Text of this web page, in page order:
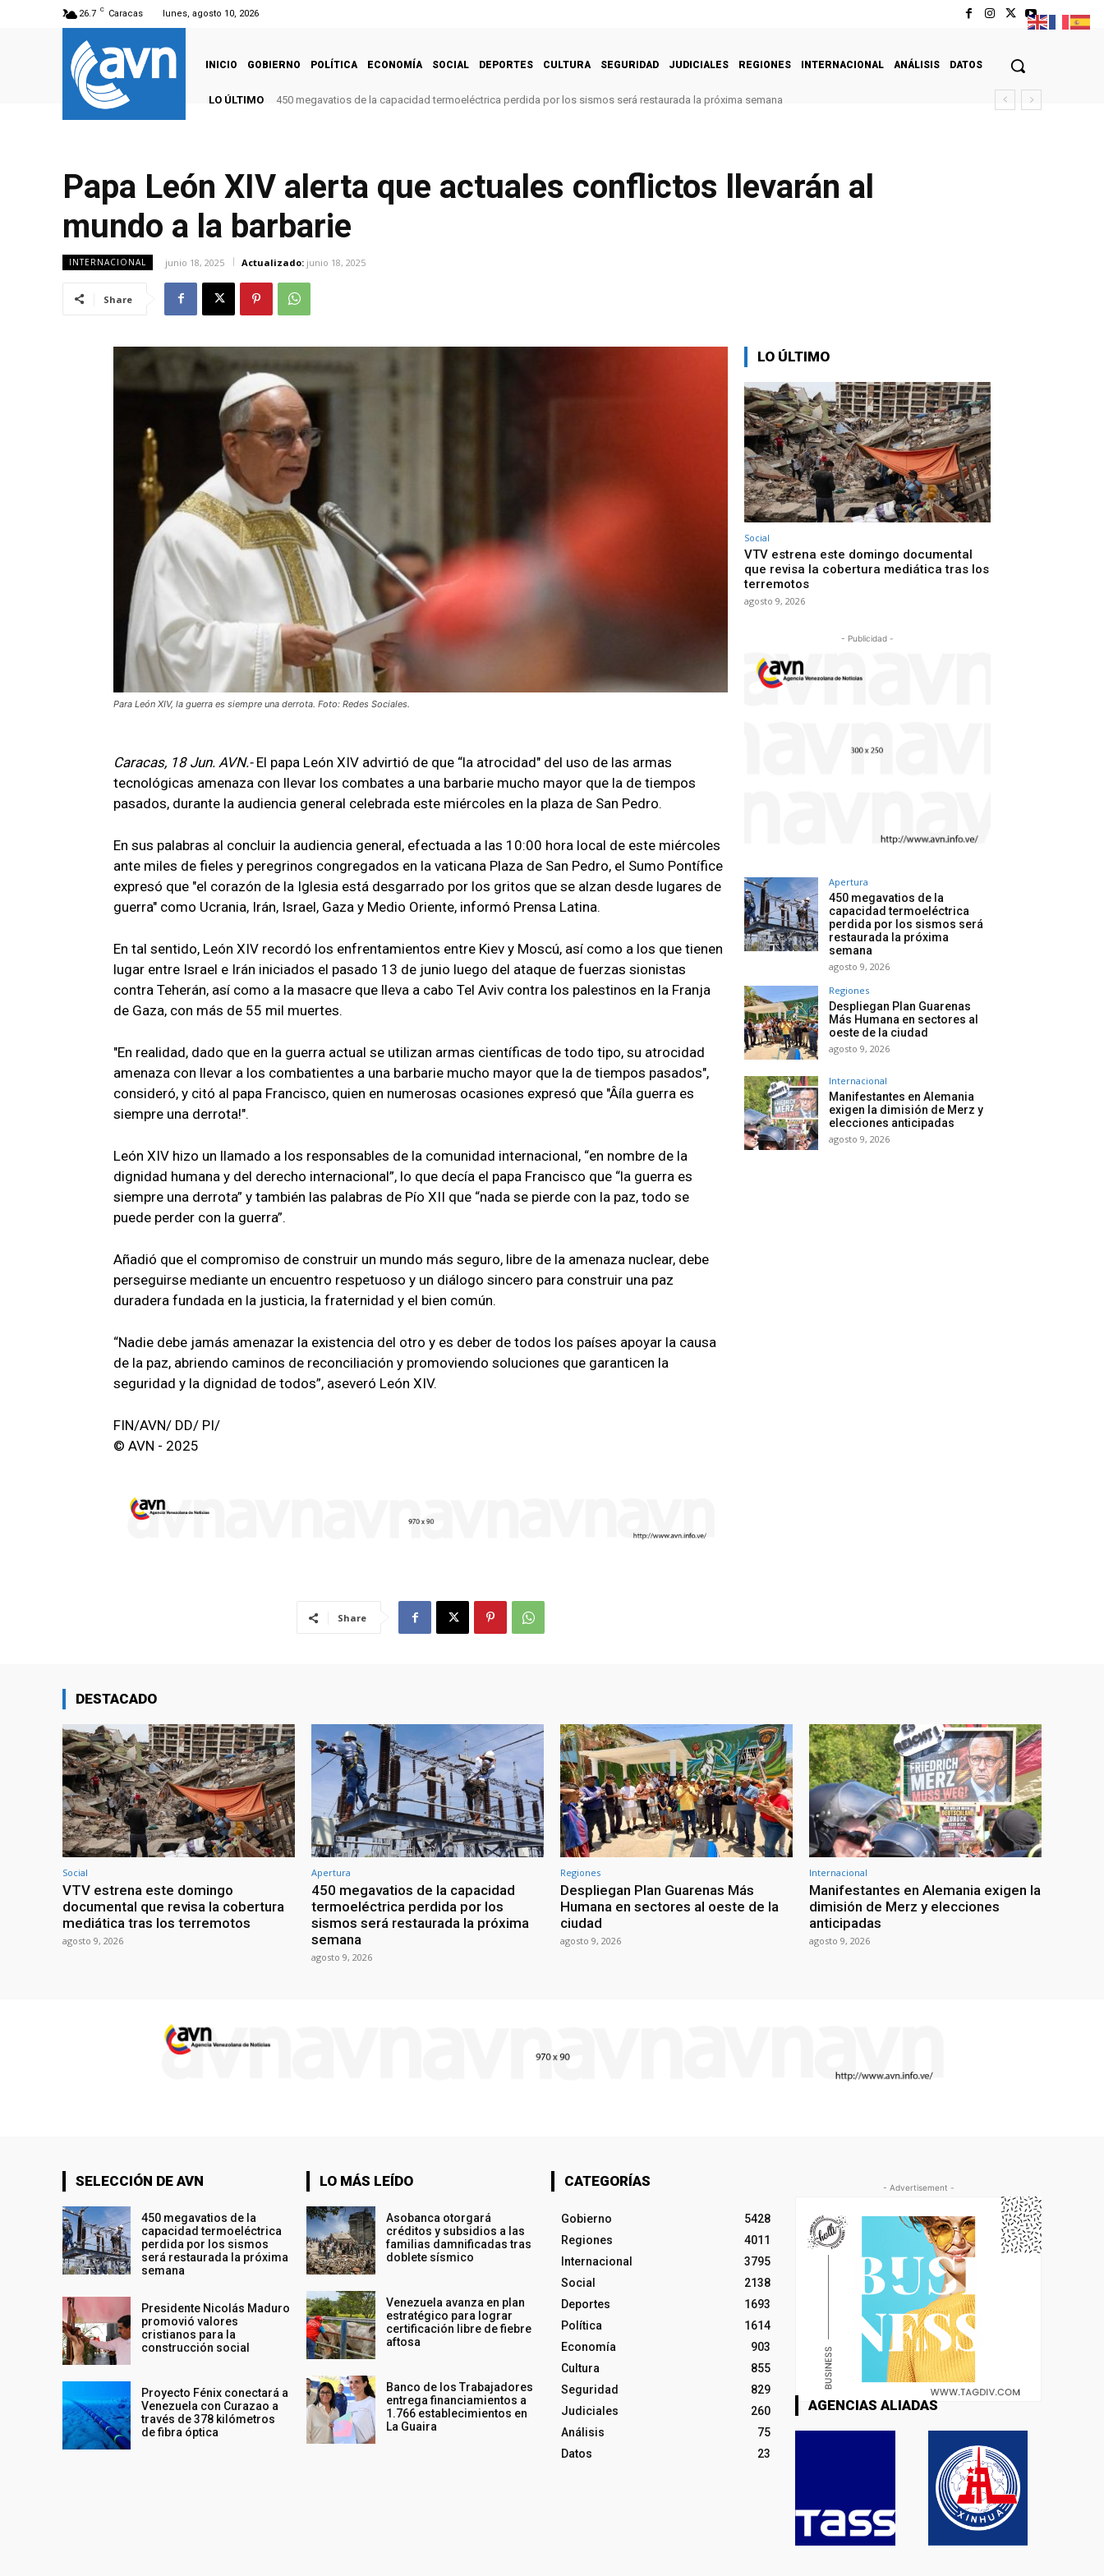
26.7 C Caracas lunes, agosto 10, 2026
INICIO GOBIERNO POLÍTICA ECONOMÍA SOCIAL DEPORTES CULTURA SEGURIDAD JUDICIALES REGIONES INTERNACIONAL ANÁLISIS DATOS
LO ÚLTIMO 450 megavatios de la capacidad termoeléctrica perdida por los sismos será restaurada la próxima semana
Papa León XIV alerta que actuales conflictos llevarán al
mundo a la barbarie
INTERNACIONAL junio 18, 2025 Actualizado: junio 18, 2025
Share
Para León XIV, la guerra es siempre una derrota. Foto: Redes Sociales.
Caracas, 18 Jun. AVN.-El papa León XIV advirtió de que “la atrocidad" del uso de las armas
tecnológicas amenaza con llevar los combates a una barbarie mucho mayor que la de tiempos
pasados, durante la audiencia general celebrada este miércoles en la plaza de San Pedro.
En sus palabras al concluir la audiencia general, efectuada a las 10:00 hora local de este miércoles
ante miles de fieles y peregrinos congregados en la vaticana Plaza de San Pedro, el Sumo Pontífice
expresó que "el corazón de la Iglesia está desgarrado por los gritos que se alzan desde lugares de
guerra" como Ucrania, Irán, Israel, Gaza y Medio Oriente, informó Prensa Latina.
En tal sentido, León XIV recordó los enfrentamientos entre Kiev y Moscú, así como a los que tienen
lugar entre Israel e Irán iniciados el pasado 13 de junio luego del ataque de fuerzas sionistas
contra Teherán, así como a la masacre que lleva a cabo Tel Aviv contra los palestinos en la Franja
de Gaza, con más de 55 mil muertes.
"En realidad, dado que en la guerra actual se utilizan armas científicas de todo tipo, su atrocidad
amenaza con llevar a los combatientes a una barbarie mucho mayor que la de tiempos pasados",
consideró, y citó al papa Francisco, quien en numerosas ocasiones expresó que "Âíla guerra es
siempre una derrota!".
León XIV hizo un llamado a los responsables de la comunidad internacional, “en nombre de la
dignidad humana y del derecho internacional”, lo que decía el papa Francisco que “la guerra es
siempre una derrota” y también las palabras de Pío XII que “nada se pierde con la paz, todo se
puede perder con la guerra”.
Añadió que el compromiso de construir un mundo más seguro, libre de la amenaza nuclear, debe
perseguirse mediante un encuentro respetuoso y un diálogo sincero para construir una paz
duradera fundada en la justicia, la fraternidad y el bien común.
“Nadie debe jamás amenazar la existencia del otro y es deber de todos los países apoyar la causa
de la paz, abriendo caminos de reconciliación y promoviendo soluciones que garanticen la
seguridad y la dignidad de todos”, aseveró León XIV.
FIN/AVN/ DD/ PI/
© AVN - 2025
Share
LO ÚLTIMO
Social
VTV estrena este domingo documental
que revisa la cobertura mediática tras los
terremotos
agosto 9, 2026
- Publicidad -
Apertura
450 megavatios de la
capacidad termoeléctrica
perdida por los sismos será
restaurada la próxima
semana
agosto 9, 2026
Regiones
Despliegan Plan Guarenas
Más Humana en sectores al
oeste de la ciudad
agosto 9, 2026
Internacional
Manifestantes en Alemania
exigen la dimisión de Merz y
elecciones anticipadas
agosto 9, 2026
DESTACADO
Social
VTV estrena este domingo
documental que revisa la cobertura
mediática tras los terremotos
agosto 9, 2026
Apertura
450 megavatios de la capacidad
termoeléctrica perdida por los
sismos será restaurada la próxima
semana
agosto 9, 2026
Regiones
Despliegan Plan Guarenas Más
Humana en sectores al oeste de la
ciudad
agosto 9, 2026
Internacional
Manifestantes en Alemania exigen la
dimisión de Merz y elecciones
anticipadas
agosto 9, 2026
SELECCIÓN DE AVN
450 megavatios de la
capacidad termoeléctrica
perdida por los sismos
será restaurada la próxima
semana
Presidente Nicolás Maduro
promovió valores
cristianos para la
construcción social
Proyecto Fénix conectará a
Venezuela con Curazao a
través de 378 kilómetros
de fibra óptica
LO MÁS LEÍDO
Asobanca otorgará
créditos y subsidios a las
familias damnificadas tras
doblete sísmico
Venezuela avanza en plan
estratégico para lograr
certificación libre de fiebre
aftosa
Banco de los Trabajadores
entrega financiamientos a
1.766 establecimientos en
La Guaira
CATEGORÍAS
Gobierno
5428
Regiones
4011
Internacional
3795
Social
2138
Deportes
1693
Política
1614
Economía
903
Cultura
855
Seguridad
829
Judiciales
260
Análisis
75
Datos
23
- Advertisement -
AGENCIAS ALIADAS